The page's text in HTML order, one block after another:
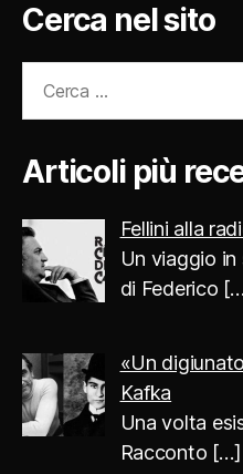
Cerca nel sito
Articoli più
Fellini alla
Un viaggio
di Federico
«Un
Kafka
Una volta
Racconto […]